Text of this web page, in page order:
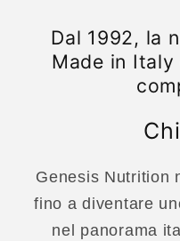
Dal 1992, la
Made in Italy
Genesis Nutrition
fino a diventare
nel panorama